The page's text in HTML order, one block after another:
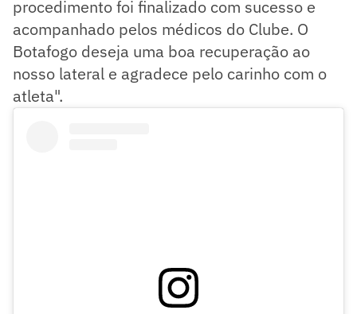
procedimento foi finalizado com sucesso e
acompanhado pelos médicos do Clube. O
Botafogo deseja uma boa recuperação ao
nosso lateral e agradece pelo carinho com o
atleta".